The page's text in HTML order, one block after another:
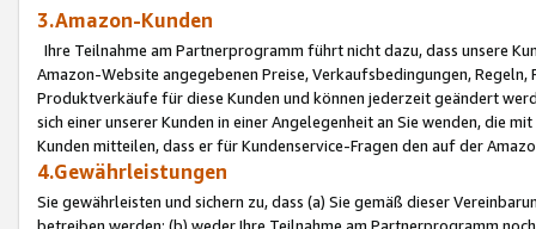
3.Amazon-Kunden
Ihre Teilnahme am Partnerprogramm führt nicht dazu, dass unsere
Amazon-Website angegebenen Preise, Verkaufsbedingungen,
Produktverkäufe für diese Kunden und können jederzeit geändert
sich einer unserer Kunden in einer Angelegenheit an Sie wenden, die
Kunden mitteilen, dass er für Kundenservice-Fragen den auf der
4.Gewährleistungen
Sie gewährleisten und sichern zu, dass (a) Sie gemäß dieser